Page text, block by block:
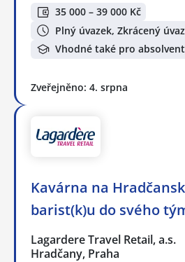
35 000 – 39 000 Kč
Plný úvazek, Zkrácený
Vhodné také pro
Zveřejněno: 4. srpna
Kavárna na
barist(k)u do svého
Lagardere Travel Retail, a.s.
Hradčany, Praha